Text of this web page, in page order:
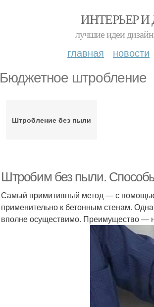
ИНТЕРЬЕР И
лучшие идеи
главная новости
Бюджетное штробление
Штробление без пыли
Штробим без пыли.
Самый примитивный метод — с
применительно к бетонным стенам.
вполне осуществимо. Преимущество —